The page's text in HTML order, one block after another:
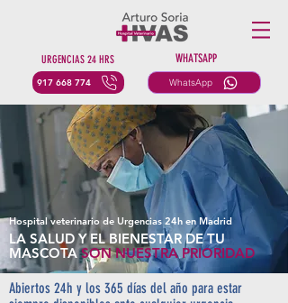
URGENCIAS 24 HRS WHATSAPP
917 668 774 WhatsApp
Hospital veterinario de Urgencias 24h en Madrid
LA SALUD Y EL BIENESTAR DE TU
MASCOTASON NUESTRA PRIORIDAD
Abiertos 24h y los 365 días del año para estar